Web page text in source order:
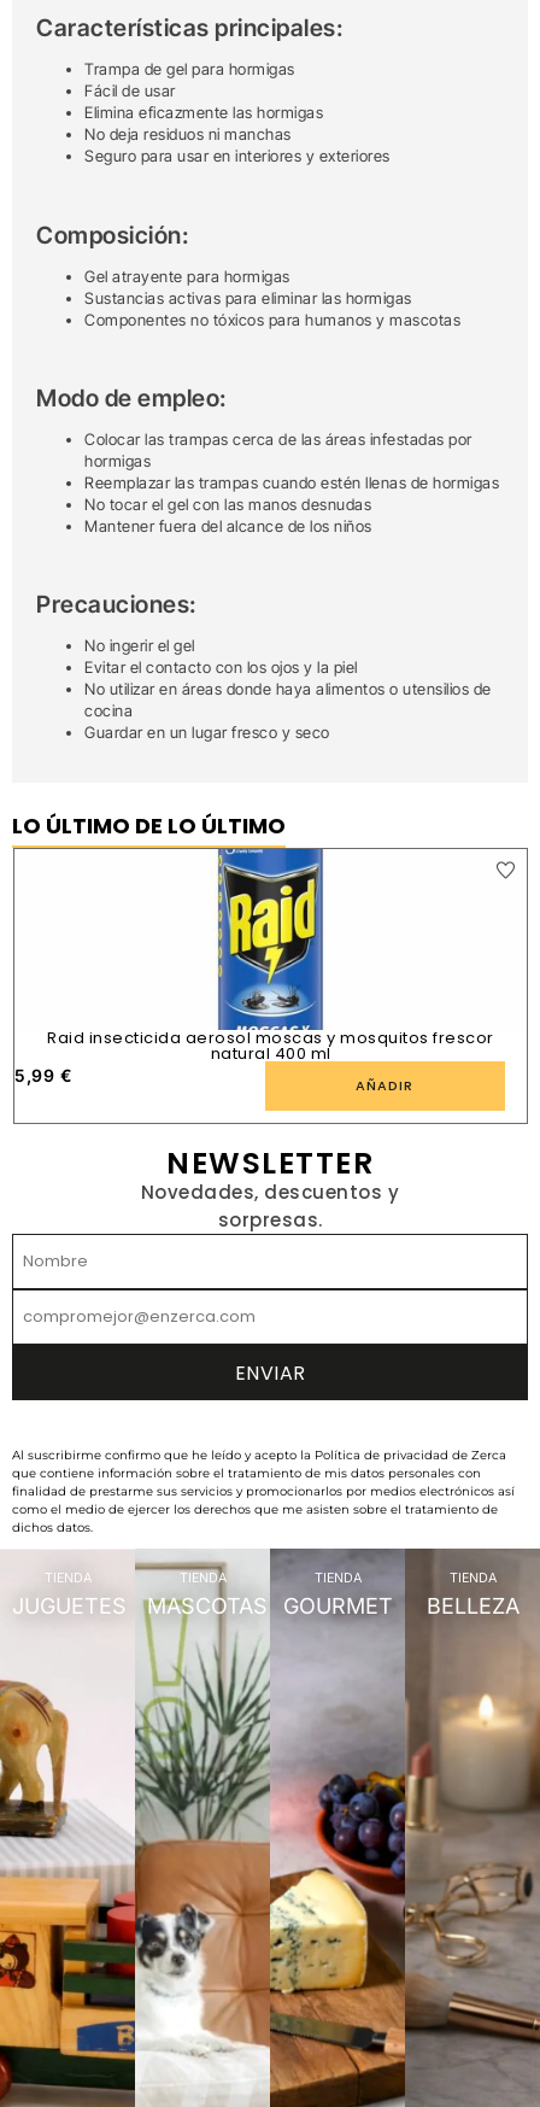
Características principales:
Trampa de gel para hormigas
Fácil de usar
Elimina eficazmente las hormigas
No deja residuos ni manchas
Seguro para usar en interiores y exteriores
Composición:
Gel atrayente para hormigas
Sustancias activas para eliminar las hormigas
Componentes no tóxicos para humanos y mascotas
Modo de empleo:
Colocar las trampas cerca de las áreas infestadas por
hormigas
Reemplazar las trampas cuando estén llenas de hormigas
No tocar el gel con las manos desnudas
Mantener fuera del alcance de los niños
Precauciones:
No ingerir el gel
Evitar el contacto con los ojos y la piel
No utilizar en áreas donde haya alimentos o utensilios de
cocina
Guardar en un lugar fresco y seco
LO ÚLTIMO DE LO ÚLTIMO
Raid insecticida aerosol moscas y mosquitos frescor
natural 400 ml
5,99 € AÑADIR
NEWSLETTER
Novedades, descuentos y
sorpresas.
Al suscribirme confirmo que he leído y acepto la Política de privacidad de Zerca
que contiene información sobre el tratamiento de mis datos personales con
finalidad de prestarme sus servicios y promocionarlos por medios electrónicos así
como el medio de ejercer los derechos que me asisten sobre el tratamiento de
dichos datos.
TIENDA
JUGUETES
TIENDA
MASCOTAS
TIENDA
GOURMET
TIENDA
BELLEZA